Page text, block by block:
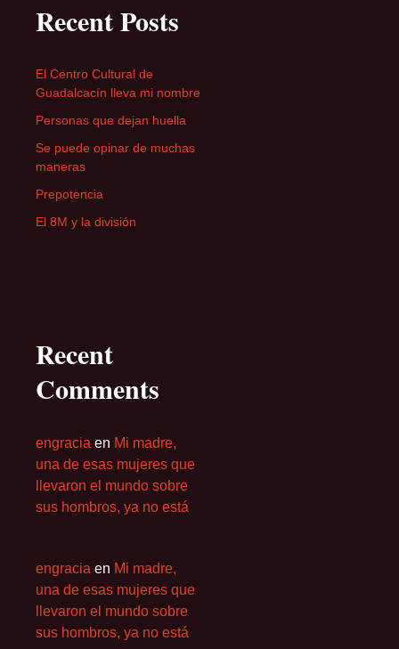
Recent Posts
El Centro Cultural de
Guadalcacín lleva mi nombre
Personas que dejan huella
Se puede opinar de muchas
maneras
Prepotencia
El 8M y la división
Recent
Comments
engracia en Mi madre,
una de esas mujeres que
llevaron el mundo sobre
sus hombros, ya no está
engracia en Mi madre,
una de esas mujeres que
llevaron el mundo sobre
sus hombros, ya no está